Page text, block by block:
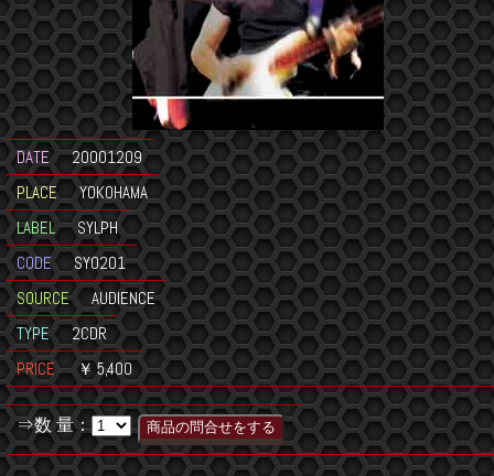
DATE
20001209
PLACE
YOKOHAMA
LABEL
SYLPH
CODE
SY0201
SOURCE
AUDIENCE
TYPE
2CDR
PRICE
￥ 5,400
⇒数 量：